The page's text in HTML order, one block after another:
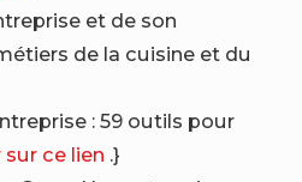
et de son
de la cuisine et du
: 59 outils pour
sur ce lien .}